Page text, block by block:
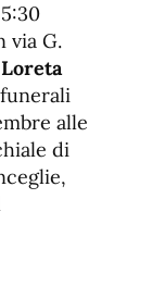
via G.
Loreta
alle
di